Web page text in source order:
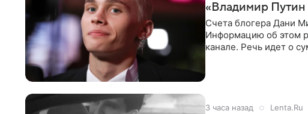
«Владимир
Счета блогера Дани
Информацию об этом
канале. Речь идет о
3 часа назад Lenta.Ru